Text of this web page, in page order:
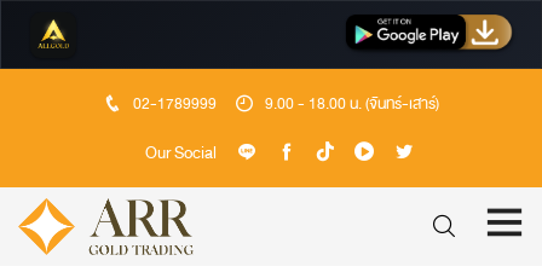
02-1789999 9.00 - 18.00 น. (จันทร์-เสาร์)
Our Social